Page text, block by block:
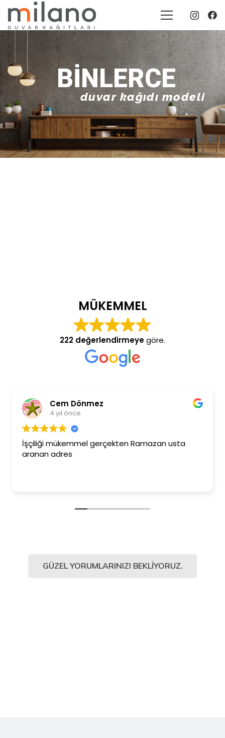
BINLERCE
duvar kağıdı modeli
MÜKEMMEL
222 değerlendirmeyegöre.
Cem Dönmez
4 yıl önce
İşçiliği mükemmel gerçekten Ramazan usta
aranan adres
GÜZEL YORUMLARINIZI BEKLIYORUZ.